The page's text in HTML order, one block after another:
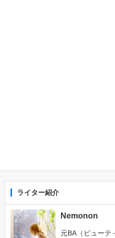
ライター紹介
Nemonon
元BA（ビューテ